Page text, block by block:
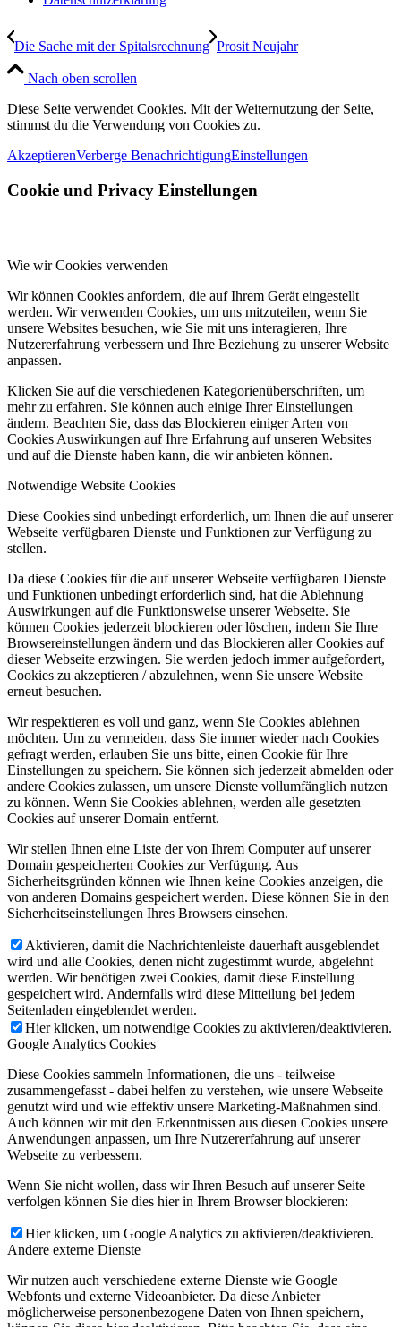
Die Sache mit der Spitalsrechnung Prosit Neujahr
Nach oben scrollen
Diese Seite verwendet Cookies. Mit der Weiternutzung der Seite,
stimmst du die Verwendung von Cookies zu.
AkzeptierenVerberge BenachrichtigungEinstellungen
Cookie und Privacy Einstellungen
Wie wir Cookies verwenden
Wir können Cookies anfordern, die auf Ihrem Gerät eingestellt
werden. Wir verwenden Cookies, um uns mitzuteilen, wenn Sie
unsere Websites besuchen, wie Sie mit uns interagieren, Ihre
Nutzererfahrung verbessern und Ihre Beziehung zu unserer Website
anpassen.
Klicken Sie auf die verschiedenen Kategorienüberschriften, um
mehr zu erfahren. Sie können auch einige Ihrer Einstellungen
ändern. Beachten Sie, dass das Blockieren einiger Arten von
Cookies Auswirkungen auf Ihre Erfahrung auf unseren Websites
und auf die Dienste haben kann, die wir anbieten können.
Notwendige Website Cookies
Diese Cookies sind unbedingt erforderlich, um Ihnen die auf unserer
Webseite verfügbaren Dienste und Funktionen zur Verfügung zu
stellen.
Da diese Cookies für die auf unserer Webseite verfügbaren Dienste
und Funktionen unbedingt erforderlich sind, hat die Ablehnung
Auswirkungen auf die Funktionsweise unserer Webseite. Sie
können Cookies jederzeit blockieren oder löschen, indem Sie Ihre
Browsereinstellungen ändern und das Blockieren aller Cookies auf
dieser Webseite erzwingen. Sie werden jedoch immer aufgefordert,
Cookies zu akzeptieren / abzulehnen, wenn Sie unsere Website
erneut besuchen.
Wir respektieren es voll und ganz, wenn Sie Cookies ablehnen
möchten. Um zu vermeiden, dass Sie immer wieder nach Cookies
gefragt werden, erlauben Sie uns bitte, einen Cookie für Ihre
Einstellungen zu speichern. Sie können sich jederzeit abmelden oder
andere Cookies zulassen, um unsere Dienste vollumfänglich nutzen
zu können. Wenn Sie Cookies ablehnen, werden alle gesetzten
Cookies auf unserer Domain entfernt.
Wir stellen Ihnen eine Liste der von Ihrem Computer auf unserer
Domain gespeicherten Cookies zur Verfügung. Aus
Sicherheitsgründen können wie Ihnen keine Cookies anzeigen, die
von anderen Domains gespeichert werden. Diese können Sie in den
Sicherheitseinstellungen Ihres Browsers einsehen.
Aktivieren, damit die Nachrichtenleiste dauerhaft ausgeblendet
wird und alle Cookies, denen nicht zugestimmt wurde, abgelehnt
werden. Wir benötigen zwei Cookies, damit diese Einstellung
gespeichert wird. Andernfalls wird diese Mitteilung bei jedem
Seitenladen eingeblendet werden.
Hier klicken, um notwendige Cookies zu aktivieren/deaktivieren.
Google Analytics Cookies
Diese Cookies sammeln Informationen, die uns - teilweise
zusammengefasst - dabei helfen zu verstehen, wie unsere Webseite
genutzt wird und wie effektiv unsere Marketing-Maßnahmen sind.
Auch können wir mit den Erkenntnissen aus diesen Cookies unsere
Anwendungen anpassen, um Ihre Nutzererfahrung auf unserer
Webseite zu verbessern.
Wenn Sie nicht wollen, dass wir Ihren Besuch auf unserer Seite
verfolgen können Sie dies hier in Ihrem Browser blockieren:
Hier klicken, um Google Analytics zu aktivieren/deaktivieren.
Andere externe Dienste
Wir nutzen auch verschiedene externe Dienste wie Google
Webfonts und externe Videoanbieter. Da diese Anbieter
möglicherweise personenbezogene Daten von Ihnen speichern,